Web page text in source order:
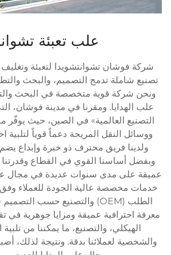
علب تعبئة
شركة فوشان تشوانتشويدا لتعبئة
تصنيع شاملة تدمج التصميم، والبحث
ونحن شركة قوية متخصصة في البحث
علب الهدايا. ومقرنا في مدينة فوشان،
التصنيع العالمية» في الصين، حيث يوفّر
ووسائل النقل المريحة دعماً قوياً لتلبية
وبفضل أساسنا القوي في القطاع وقدرتنا
عميقة على مدى سنوات عديدة في مجال علب
خدمات مخصصة عالية الجودة للعملاء
معرفة احترافية عميقة ومزايا جوهرية في
الهيكلي، والتصنيع، ما يمكننا من
والشخصية لعملائنا بدقة. ونتيجة لذلك،